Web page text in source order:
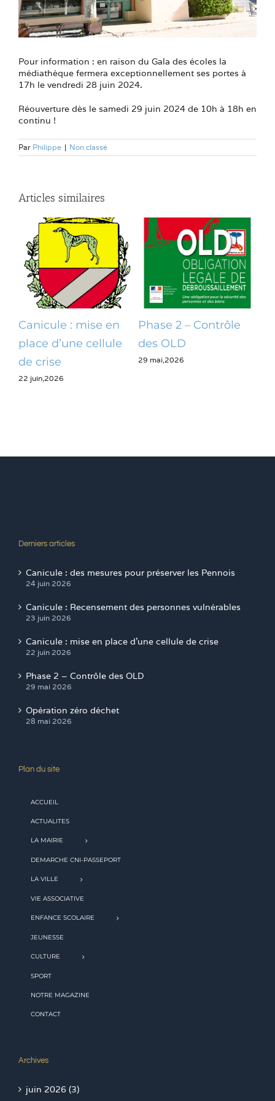
Pour information : en raison du Gala des écoles la
médiathèque fermera exceptionnellement ses portes à
17h le vendredi 28 juin 2024.
Réouverture dès le samedi 29 juin 2024 de 10h à 18h en
continu !
Par Philippe | Non classé
Articles similaires
Canicule : mise en
place d’une cellule
de crise
22 juin,2026
Phase 2 – Contrôle
des OLD
29 mai,2026
Derniers articles
Canicule : des mesures pour préserver les Pennois
24 juin 2026
Canicule : Recensement des personnes vulnérables
23 juin 2026
Canicule : mise en place d’une cellule de crise
22 juin 2026
Phase 2 – Contrôle des OLD
29 mai 2026
Opération zéro déchet
28 mai 2026
Plan du site
ACCUEIL
ACTUALITES
LA MAIRIE
DEMARCHE CNI-PASSEPORT
LA VILLE
VIE ASSOCIATIVE
ENFANCE SCOLAIRE
JEUNESSE
CULTURE
SPORT
NOTRE MAGAZINE
CONTACT
Archives
juin 2026 (3)